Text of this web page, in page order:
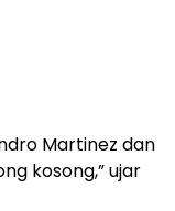
Martinez dan
kosong,” ujar